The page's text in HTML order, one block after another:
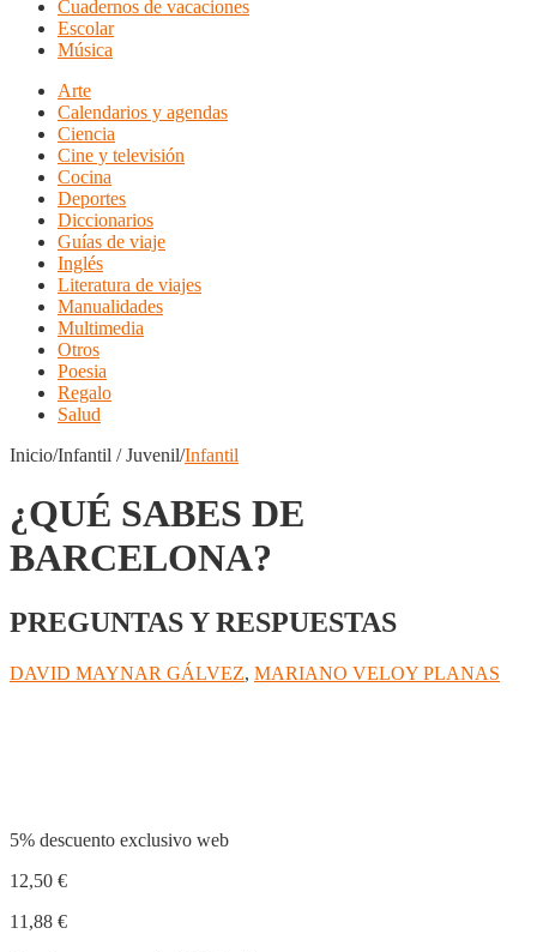
Cuadernos de vacaciones
Escolar
Música
Arte
Calendarios y agendas
Ciencia
Cine y televisión
Cocina
Deportes
Diccionarios
Guías de viaje
Inglés
Literatura de viajes
Manualidades
Multimedia
Otros
Poesia
Regalo
Salud
Inicio/Infantil / Juvenil/Infantil
¿QUÉ SABES DE
BARCELONA?
PREGUNTAS Y RESPUESTAS
DAVID MAYNAR GÁLVEZ, MARIANO VELOY PLANAS
5% descuento exclusivo web
12,50 €
11,88 €